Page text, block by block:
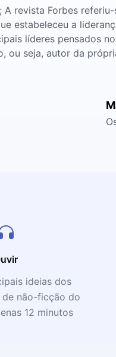
A revista Forbes
estabeleceu a
líderes pensados
ou seja, autor da
ideias dos
de não-ficção do
12 minutos